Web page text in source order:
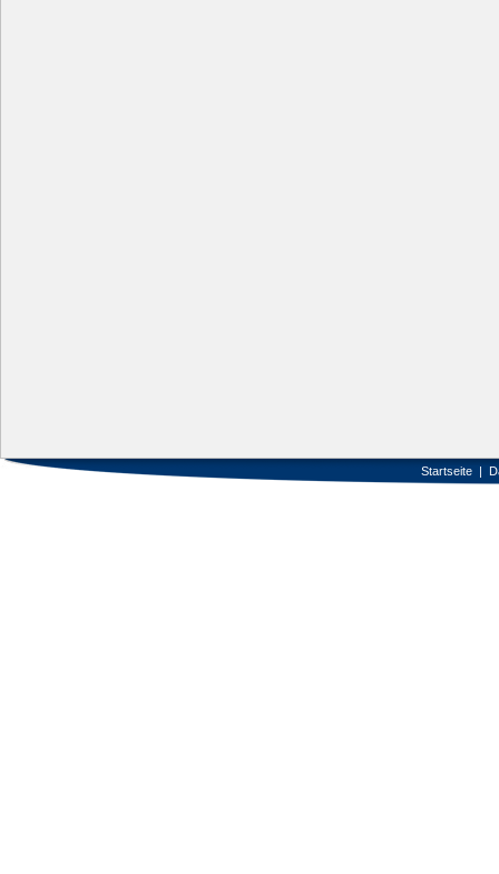
Startseite|